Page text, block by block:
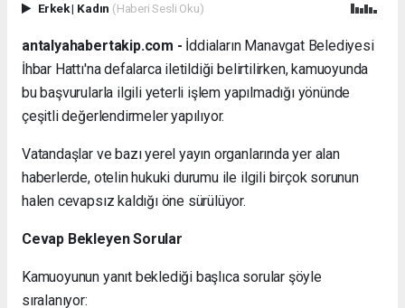
Erkek| Kadın (Haberi Sesli Oku)
antalyahabertakip.com - İddiaların Manavgat Belediyesi
İhbar Hattı'na defalarca iletildiği belirtilirken, kamuoyunda
bu başvurularla ilgili yeterli işlem yapılmadığı yönünde
çeşitli değerlendirmeler yapılıyor.
Vatandaşlar ve bazı yerel yayın organlarında yer alan
haberlerde, otelin hukuki durumu ile ilgili birçok sorunun
halen cevapsız kaldığı öne sürülüyor.
Cevap Bekleyen Sorular
Kamuoyunun yanıt beklediği başlıca sorular şöyle
sıralanıyor: